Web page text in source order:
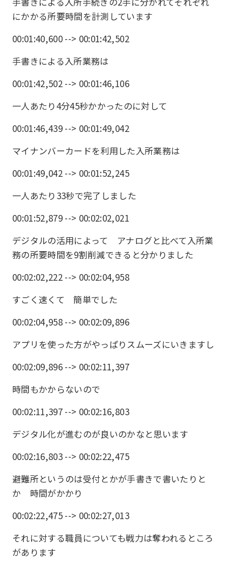
にかかる所要時間を計測しています
00:01:40,600 --> 00:01:42,502
手書きによる入所業務は
00:01:42,502 --> 00:01:46,106
一人あたり4分45秒かかったのに対して
00:01:46,439 --> 00:01:49,042
マイナンバーカードを利用した入所業務は
00:01:49,042 --> 00:01:52,245
一人あたり33秒で完了しました
00:01:52,879 --> 00:02:02,021
デジタルの活用によって アナログと比べて入所業
務の所要時間を9割削減できると分かりました
00:02:02,222 --> 00:02:04,958
すごく速くて 簡単でした
00:02:04,958 --> 00:02:09,896
アプリを使った方がやっぱりスムーズにいきますし
00:02:09,896 --> 00:02:11,397
時間もかからないので
00:02:11,397 --> 00:02:16,803
デジタル化が進むのが良いのかなと思います
00:02:16,803 --> 00:02:22,475
避難所というのは受付とかが手書きで書いたりと
か 時間がかかり
00:02:22,475 --> 00:02:27,013
それに対する職員についても戦力は奪われるところ
があります